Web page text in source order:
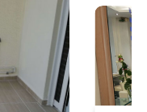
腊第一个和最大的
因其良好建筑和海港
求高品质生活的人。
更便宜，同时也容
成为昂贵房产的投资